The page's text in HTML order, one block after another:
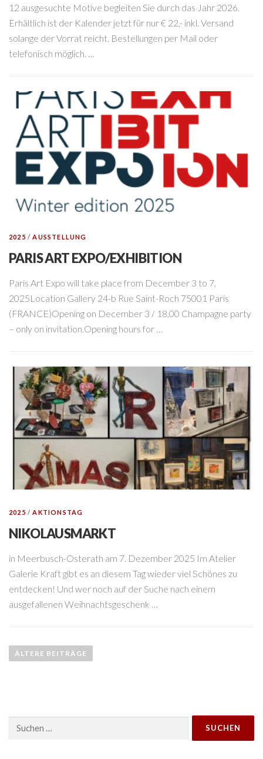
12 ausgesuchte Motive begleiten Sie durch das Jahr 2026.
Erhältlich ist der Kalender jetzt für nur € 22,- inkl. Versand
solange der Vorrat reicht. Bestellungen per Mail oder
telefonisch möglich. …
2025 /AUSSTELLUNG
PARIS ART EXPO/EXHIBITION
Paris Art Expo will take place from December 3 to 7,
2025Location Gallery 24-b Rue Saint-Roch 75001 Paris
(FRANCE)Opening on December 3 / 18,00 Champagne party
– only on invitation.Opening hours for …
2025 /AKTIONSTAG
NIKOLAUSMARKT
in Meerbusch-Osterath am 7. Dezember 2025 Im Atelier
Galerie Kraft gibt es an diesem Tag wieder viel Schönes zu
entdecken! Und wer noch auf der Suche nach einem
ausgefallenen Weihnachtsgeschenk …
e
i
ÄLTERE BEITRÄGE
Suchen